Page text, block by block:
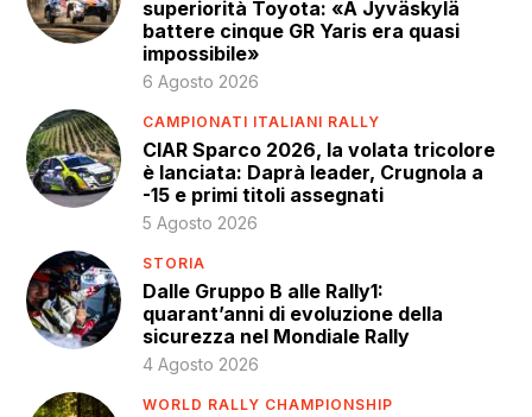
superiorità Toyota: «A Jyväskylä
battere cinque GR Yaris era quasi
impossibile»
6 Agosto 2026
CAMPIONATI ITALIANI RALLY
CIAR Sparco 2026, la volata tricolore
è lanciata: Daprà leader, Crugnola a
-15 e primi titoli assegnati
5 Agosto 2026
STORIA
Dalle Gruppo B alle Rally1:
quarant’anni di evoluzione della
sicurezza nel Mondiale Rally
4 Agosto 2026
WORLD RALLY CHAMPIONSHIP